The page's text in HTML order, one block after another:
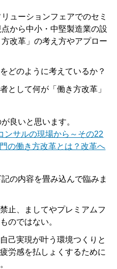
ューションフェアでのセミ
から中小・中堅製造業の設
改革」の考え方やアプロー
どのように考えているか？
として何が「働き方改革」
良いと思います。
ンサルの現場から～その22
の働き方改革とは？改革へ
の内容を畳み込んで臨みま
止、ましてやプレミアムフ
のではない。
己実現が叶う環境つくりと
労感を払しょくするために